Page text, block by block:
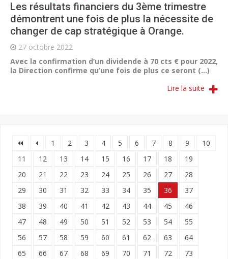
Les résultats financiers du 3ème trimestre
démontrent une fois de plus la nécessite de
changer de cap stratégique à Orange.
27 octobre 2022
Avec la confirmation d’un dividende à 70 cts € pour 2022,
la Direction confirme qu’une fois de plus ce seront (...)
Lire la suite
1 2 3 4 5 6 7 8 9
10
11
12 13 14 15 16 17 18
19
20
21 22 23 24 25 26 27
28
29
30 31 32 33 34 35 36
37
38
39 40 41 42 43 44 45
46
47
48 49 50 51 52 53 54
55
56
57 58 59 60 61 62 63
64
65
66 67 68 69 70 71 72
73